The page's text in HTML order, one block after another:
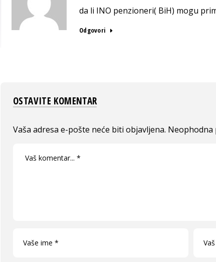
da li INO penzioneri( BiH) mogu
Odgovori
OSTAVITE KOMENTAR
Vaša adresa e-pošte neće biti objavljena. Neophodna